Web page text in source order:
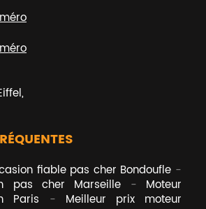
,
fiable pas cher Bondoufle
pas cher Marseille
Moteur
Paris
Meilleur prix moteur